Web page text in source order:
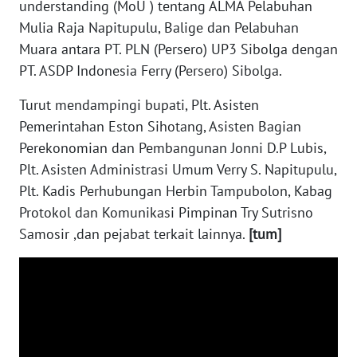
understanding (MoU ) tentang ALMA Pelabuhan
Mulia Raja Napitupulu, Balige dan Pelabuhan
Muara antara PT. PLN (Persero) UP3 Sibolga dengan
PT. ASDP Indonesia Ferry (Persero) Sibolga.
Turut mendampingi bupati, Plt. Asisten
Pemerintahan Eston Sihotang, Asisten Bagian
Perekonomian dan Pembangunan Jonni D.P Lubis,
Plt. Asisten Administrasi Umum Verry S. Napitupulu,
Plt. Kadis Perhubungan Herbin Tampubolon, Kabag
Protokol dan Komunikasi Pimpinan Try Sutrisno
Samosir ,dan pejabat terkait lainnya. [tum]
WN
NUSANTARA
WN
WN
JATIM
WN
BALI